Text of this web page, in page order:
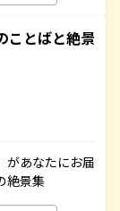
ことばと絶景
があなたにお届
絶景集